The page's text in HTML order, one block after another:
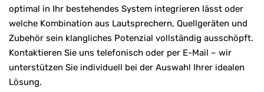
optimal in Ihr bestehendes System integrieren lässt oder
welche Kombination aus Lautsprechern, Quellgeräten und
Zubehör sein klangliches Potenzial vollständig ausschöpft.
Kontaktieren Sie uns telefonisch oder per E-Mail – wir
unterstützen Sie individuell bei der Auswahl Ihrer idealen
Lösung.